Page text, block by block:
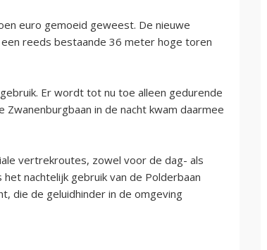
euro gemoeid geweest. De nieuwe
reeds bestaande 36 meter hoge toren
Er wordt tot nu toe alleen gedurende
in de nacht kwam daarmee
vertrekroutes, zowel voor de dag- als
nachtelijk gebruik van de Polderbaan
die de geluidhinder in de omgeving